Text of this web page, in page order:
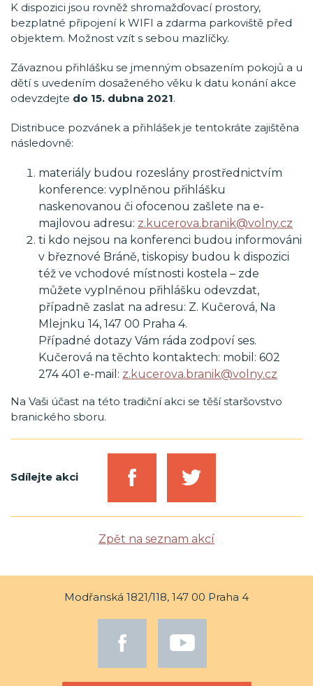
K dispozici jsou rovněž shromažďovací prostory,
bezplatné připojení k WIFI a zdarma parkoviště před
objektem. Možnost vzít s sebou mazlíčky.
Závaznou přihlášku se jmenným obsazením pokojů a u
dětí s uvedením dosaženého věku k datu konání akce
odevzdejte do 15. dubna 2021.
Distribuce pozvánek a přihlášek je tentokráte zajištěna
následovně:
materiály budou rozeslány prostřednictvím
konference: vyplněnou přihlášku
naskenovanou či ofocenou zašlete na e-
majlovou adresu: z.kucerova.branik@volny.cz
ti kdo nejsou na konferenci budou informováni
v březnové Bráně, tiskopisy budou k dispozici
též ve vchodové místnosti kostela – zde
můžete vyplněnou přihlášku odevzdat,
případně zaslat na adresu: Z. Kučerová, Na
Mlejnku 14, 147 00 Praha 4.
Případné dotazy Vám ráda zodpoví ses.
Kučerová na těchto kontaktech: mobil: 602
274 401 e-mail: z.kucerova.branik@volny.cz
Na Vaši účast na této tradiční akci se těší staršovstvo
branického sboru.
Sdílejte akci
Zpět na seznam akcí
Modřanská 1821/118, 147 00 Praha 4